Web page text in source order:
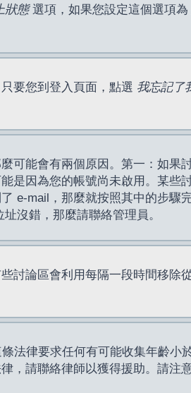
狀態選項，如果您設定這個選項為
要您到登入頁面，點選 我忘記了
可能會有兩個原因。第一：如
是因為您的帳號尚未啟用。某
e-mail，那麼就按照其中的步
沒錯，那麼請聯絡管理員。
討論區會利用每隔一段時間移
法律要求任何有可能收集年齡
，請聯絡律師以獲得援助。請